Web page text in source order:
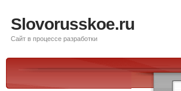
Slovorusskoe.ru
Сайт в процессе разработки